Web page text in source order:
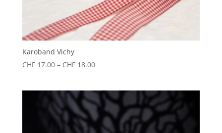
Karoband Vichy
CHF17.00 – CHF18.00Preisspanne:
CHF 18.00